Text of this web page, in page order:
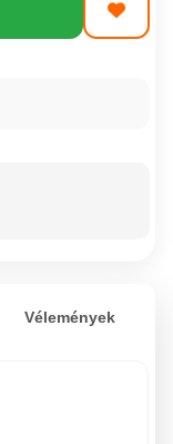
Vélemények